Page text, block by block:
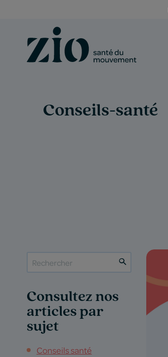
Conseils-santé
Consultez nos
articles par
sujet
Conseils santé